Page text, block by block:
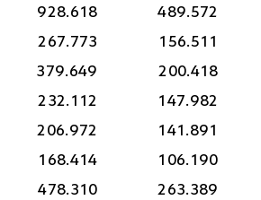
928.618
489.572
267.773
156.511
379.649
200.418
232.112
147.982
206.972
141.891
168.414
106.190
478.310
263.389